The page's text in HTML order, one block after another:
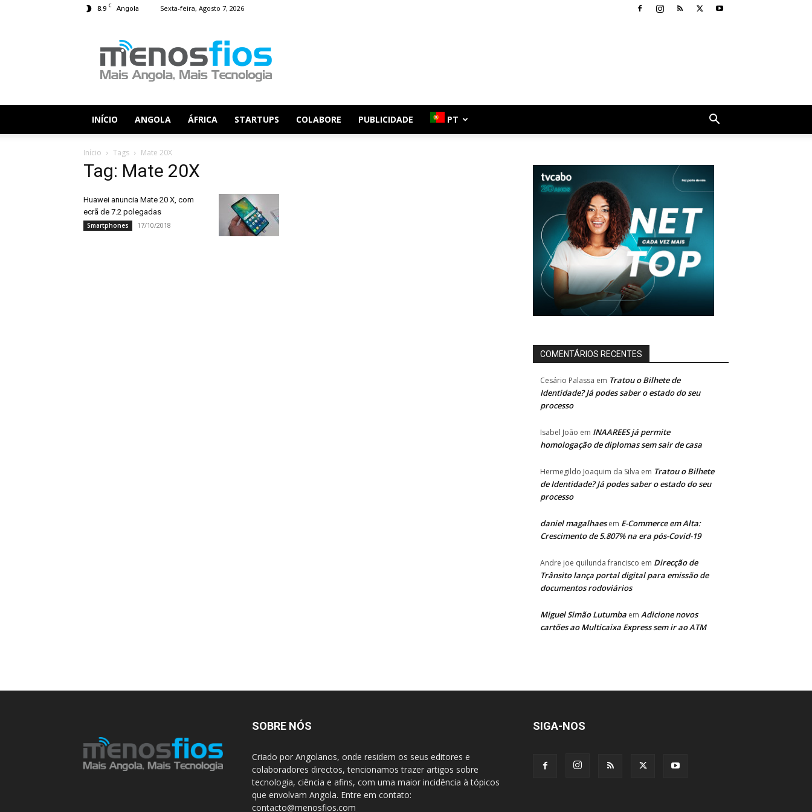
8.9 C Angola Sexta-feira, Agosto 7, 2026
Fios
INÍCIO ANGOLA ÁFRICA STARTUPS COLABORE PUBLICIDADE PT
Início Tags Mate 20X
Tag: Mate 20X
Huawei anuncia Mate 20 X, com
ecrã de 7.2 polegadas
Smartphones 17/10/2018
COMENTÁRIOS RECENTES
Cesário Palassa em Tratou o Bilhete de
Identidade? Já podes saber o estado do seu
processo
Isabel João em INAAREES já permite
homologação de diplomas sem sair de casa
Hermegildo Joaquim da Silva em Tratou o Bilhete
de Identidade? Já podes saber o estado do seu
processo
daniel magalhaesem E-Commerce em Alta:
Crescimento de 5.807% na era pós-Covid-19
Andre joe quilunda francisco em Direcção de
Trânsito lança portal digital para emissão de
documentos rodoviários
Miguel Simão Lutumba em Adicione novos
cartões ao Multicaixa Express sem ir ao ATM
SOBRE NÓS
Criado por Angolanos, onde residem os seus editores e
colaboradores directos, tencionamos trazer artigos sobre
tecnologia, ciência e afins, com uma maior incidência à tópicos
que envolvam Angola. Entre em contato:
contacto@menosfios.com
SIGA-NOS